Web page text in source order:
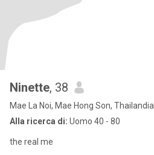
Ninette, 38
Mae La Noi, Mae Hong Son, Thailandia
Alla ricerca di: Uomo 40 - 80
the real me